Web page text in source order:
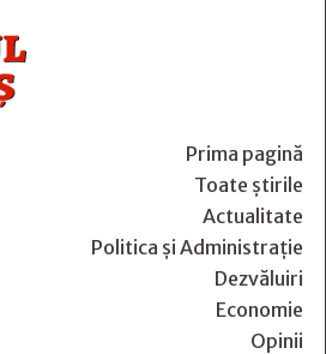
Prima pagină
Toate știrile
Actualitate
Politica și Administrație
Dezvăluiri
Economie
Opinii